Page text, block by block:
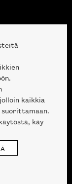
kaikkia
käy